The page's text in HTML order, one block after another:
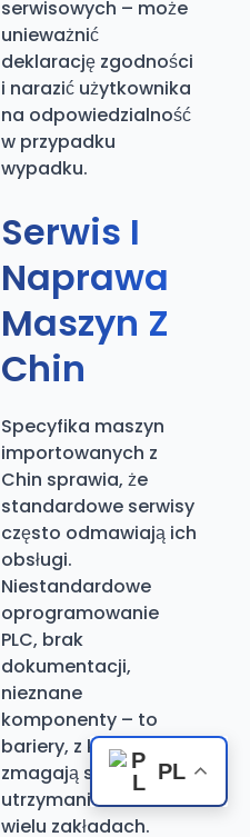
serwisowych – może
unieważnić
deklarację zgodności
i narazić użytkownika
na odpowiedzialność
w przypadku
wypadku.
Serwis I
Naprawa
Maszyn Z
Chin
Specyfika maszyn
importowanych z
Chin sprawia, że
standardowe serwisy
często odmawiają ich
obsługi.
Niestandardowe
oprogramowanie
PLC, brak
dokumentacji,
nieznane
komponenty – to
bariery, z którymi
zmagają się służby
utrzymania ruchu w
wielu zakładach.
PL